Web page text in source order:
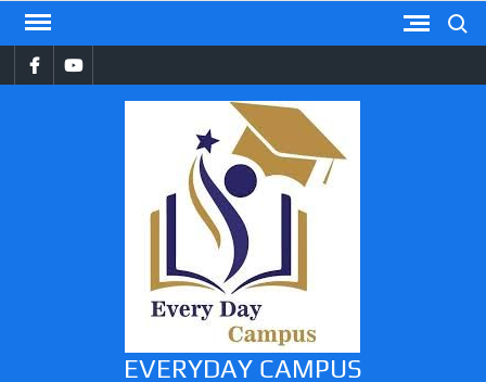
Skip
contentFacebookYouTube
EVERYDAY CAMPUS